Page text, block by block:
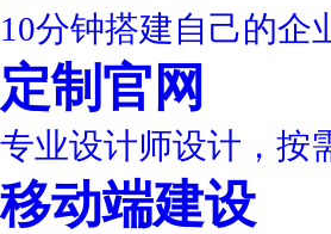
10分钟搭建自己的企
定制官网
专业设计师设计，按
移动端建设